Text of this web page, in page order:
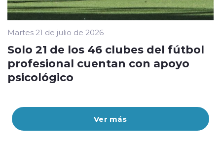
Ver más
Martes 21 de julio de 2026
Solo 21 de los 46 clubes del fútbol
profesional cuentan con apoyo
psicológico